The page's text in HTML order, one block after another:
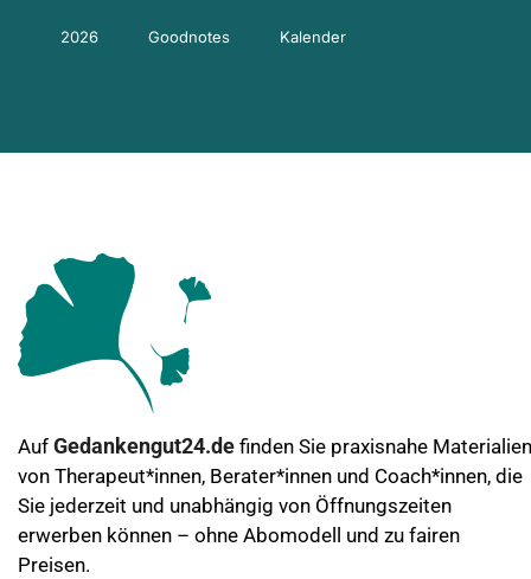
2026 Goodnotes Kalender
Auf Gedankengut24.de finden Sie praxisnahe Materialien
von Therapeut*innen, Berater*innen und Coach*innen, die
Sie jederzeit und unabhängig von Öffnungszeiten
erwerben können – ohne Abomodell und zu fairen
Preisen.